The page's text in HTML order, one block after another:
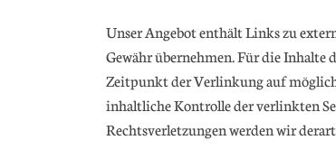
Unser Angebot enthält Links zu
Gewähr übernehmen. Für die
Zeitpunkt der Verlinkung auf
inhaltliche Kontrolle der verlinkten
Rechtsverletzungen werden wir